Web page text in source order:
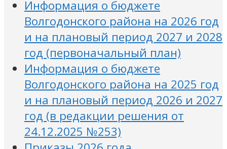
Информация о бюджете
Волгодонского района на 2026 год
и на плановый период 2027 и 2028
год (первоначальный план)
Информация о бюджете
Волгодонского района на 2025 год
и на плановый период 2026 и 2027
год (в редакции решения от
24.12.2025 №253)